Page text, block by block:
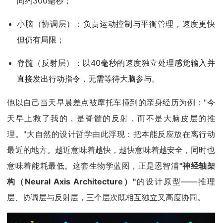
小脑（协调层）：负责运动控制与平衡管理，速度更快
但仍有局限；
脊髓（反射层）：以40毫秒的速度独立处理感觉输入并
直接发出行动指令，无需等待大脑参与。
他以自己当天早晨差点被摩托车撞到的亲身经历为例："今
天早上救了我的，是脊髓的反射，而不是大脑皮层的推
理。"大自然的设计哲学由此浮现：把本能反应放在离行动
最近的地方。越近意味着越快，越快意味着越安全，同时也
意味着能耗最低。这套生物学蓝图，正是恩智浦"神经轴架
构（Neural Axis Architecture）"的设计原型——推理
层、协调层与反射层，三个层次既相互独立又高度协同。